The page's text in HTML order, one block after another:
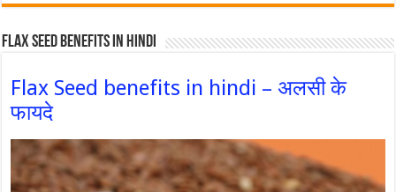
Flax Seed Benefits in hindi
Flax Seed benefits in hindi – अलसी के
फायदे